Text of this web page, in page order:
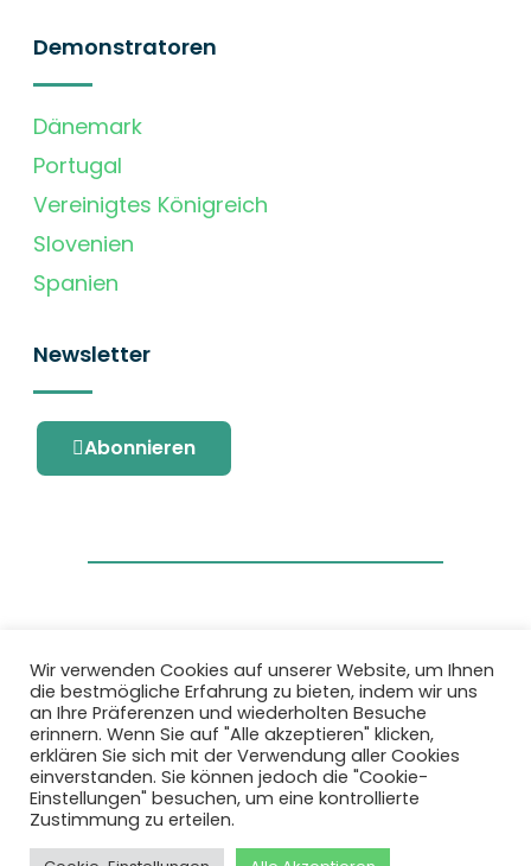
Demonstratoren
Dänemark
Portugal
Vereinigtes Königreich
Slovenien
Spanien
Newsletter
Abonnieren
Dieses Projekt wurde durch das Forschungs-
und Innovationsprogramm Horizon 2020 der
Europäischen Union unter der
Fördervereinbarung Nr. 101036418 gefördert.
Datenschutzbestimmungen
Richtlinie
Wir verwenden Cookies auf unserer Website, um Ihnen
die bestmögliche Erfahrung zu bieten, indem wir uns
an Ihre Präferenzen und wiederholten Besuche
erinnern. Wenn Sie auf "Alle akzeptieren" klicken,
erklären Sie sich mit der Verwendung aller Cookies
einverstanden. Sie können jedoch die "Cookie-
Einstellungen" besuchen, um eine kontrollierte
Zustimmung zu erteilen.